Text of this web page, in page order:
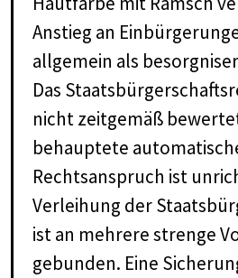
Anstieg an
allgemein als
Das
nicht zeitgemäß
behauptete
Rechtsanspruch ist
Verleihung der
ist an mehrere strenge
gebunden. Eine